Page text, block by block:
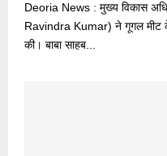
Deoria News : मुख्य विकास
Ravindra Kumar) ने गूगल मीट के
की। बाबा साहब...